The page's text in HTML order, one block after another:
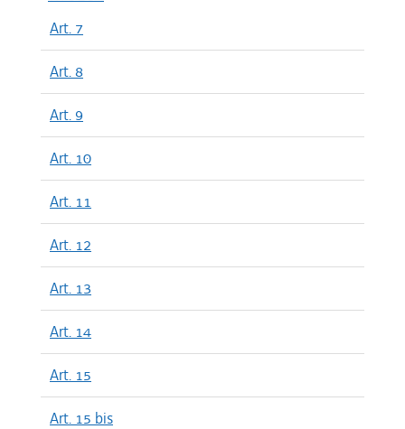
Art. 7
Art. 8
Art. 9
Art. 10
Art. 11
Art. 12
Art. 13
Art. 14
Art. 15
Art. 15 bis